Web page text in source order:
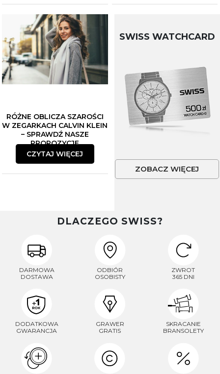
RÓŻNE OBLICZA SZAROŚCI
W ZEGARKACH CALVIN KLEIN
– SPRAWDŹ NASZE
PROPOZYCJE
CZYTAJ WIĘCEJ
SWISS WATCHCARD
ZOBACZ WIĘCEJ
DLACZEGO SWISS?
DARMOWA
DOSTAWA
ODBIÓR
OSOBISTY
ZWROT
365 DNI
DODATKOWA
GWARANCJA
GRAWER
GRATIS
SKRACANIE
BRANSOLETY